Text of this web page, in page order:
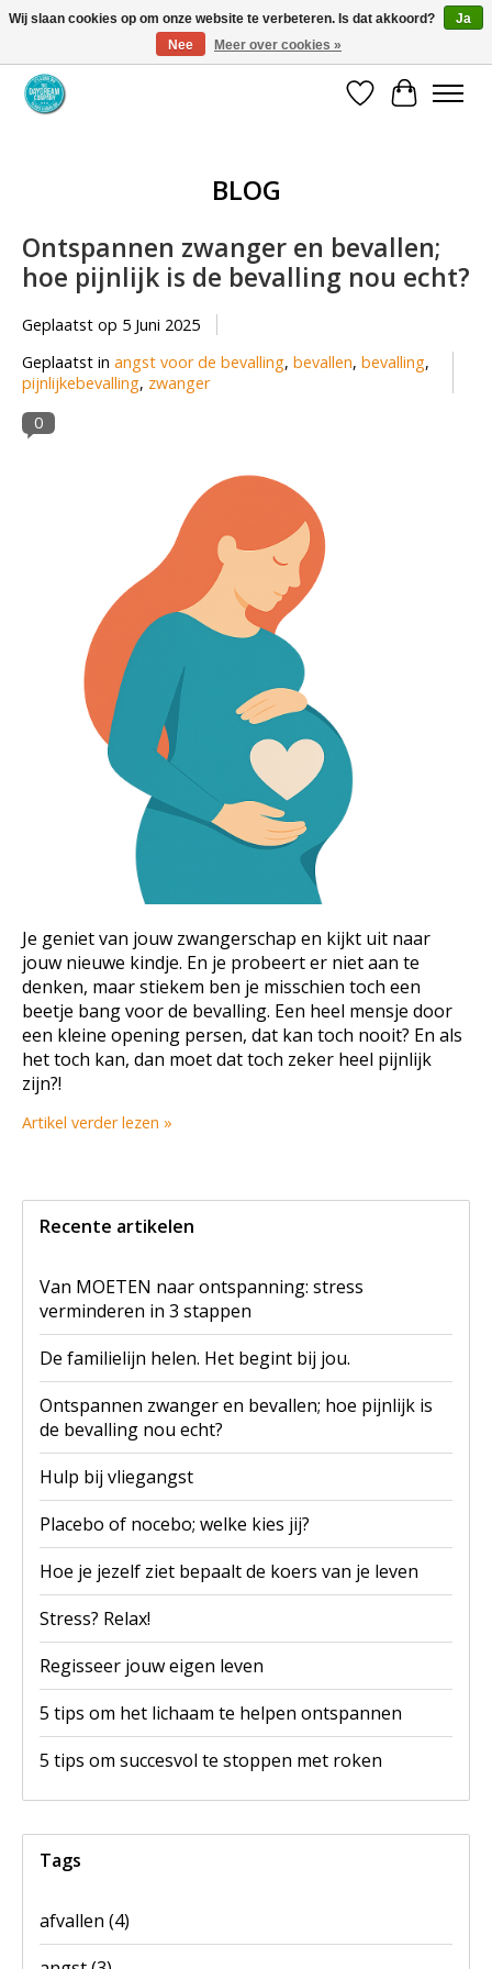
Coaching via download. Effectief en voordelig.
Verlanglijst
BLOG
Ontspannen zwanger en bevallen;
hoe pijnlijk is de bevalling nou echt?
Geplaatst op 5 Juni 2025
Geplaatst in angst voor de bevalling, bevallen, bevalling,
pijnlijkebevalling, zwanger
0
Je geniet van jouw zwangerschap en kijkt uit naar
jouw nieuwe kindje. En je probeert er niet aan te
denken, maar stiekem ben je misschien toch een
beetje bang voor de bevalling. Een heel mensje door
een kleine opening persen, dat kan toch nooit? En als
het toch kan, dan moet dat toch zeker heel pijnlijk
zijn?!
Artikel verder lezen »
Recente artikelen
Van MOETEN naar ontspanning: stress
verminderen in 3 stappen
De familielijn helen. Het begint bij jou.
Ontspannen zwanger en bevallen; hoe pijnlijk is
de bevalling nou echt?
Hulp bij vliegangst
Placebo of nocebo; welke kies jij?
Hoe je jezelf ziet bepaalt de koers van je leven
Stress? Relax!
Regisseer jouw eigen leven
5 tips om het lichaam te helpen ontspannen
5 tips om succesvol te stoppen met roken
Tags
afvallen (4)
Wij slaan cookies op om onze website te verbeteren. Is dat akkoord?
Ja
Nee
Meer over cookies »